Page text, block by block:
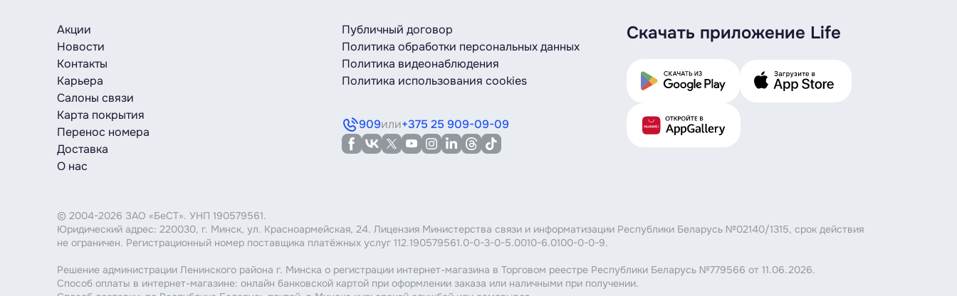
Акции
Новости
Контакты
Карьера
Салоны связи
Карта покрытия
Перенос номера
Доставка
О нас
Публичный договор
Политика обработки персональных данных
Политика видеонаблюдения
Политика использования cookies
909или+375 25 909-09-09
Скачать приложение Life
© 2004-2026 ЗАО «БеСТ». УНП 190579561.
Юридический адрес: 220030, г. Минск, ул. Красноармейская, 24. Лицензия Министерства связи и информатизации Республики Беларусь №02140/1315, срок действия
не ограничен. Регистрационный номер поставщика платёжных услуг 112.190579561.0-0-3-0-5.0010-6.0100-0-0-9.
Решение администрации Ленинского района г. Минска о регистрации интернет-магазина в Торговом реестре Республики Беларусь №779566 от 11.06.2026.
Способ оплаты в интернет-магазине: онлайн банковской картой при оформлении заказа или наличными при получении.